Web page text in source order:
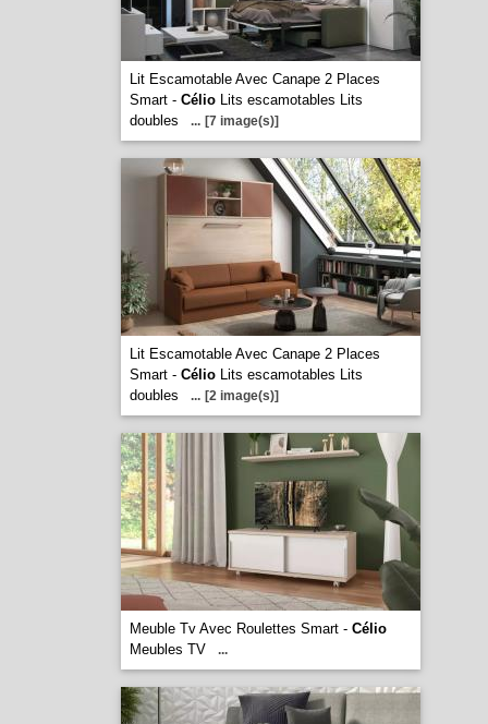
Lit Escamotable Avec Canape 2 Places
Smart - CélioLits escamotables Lits
doubles
... [7 image(s)]
Lit Escamotable Avec Canape 2 Places
Smart - CélioLits escamotables Lits
doubles
... [2 image(s)]
Meuble Tv Avec Roulettes Smart - Célio
Meubles TV
...